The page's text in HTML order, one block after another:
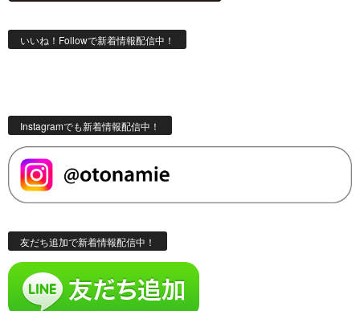
いいね！Followで新着情報配信中！
Instagramでも新着情報配信中！
友だち追加で新着情報配信中！